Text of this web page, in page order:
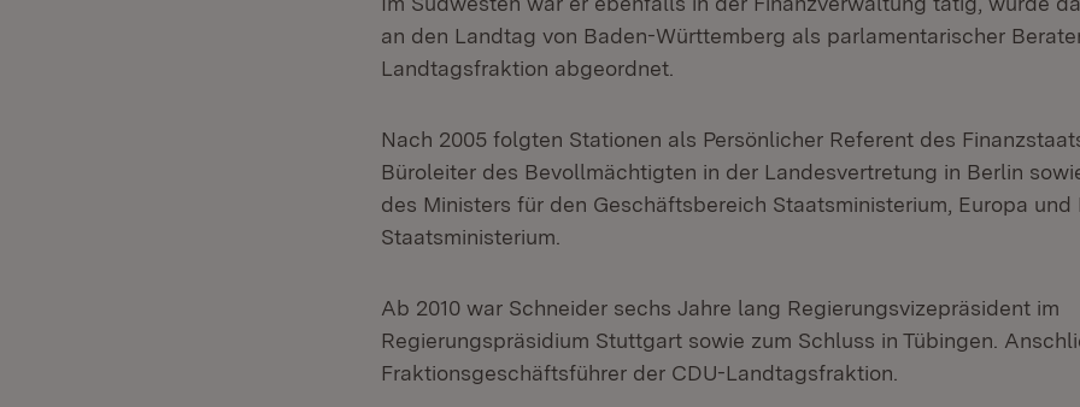
an den Landtag von Baden-Württemberg als parlamentarischer
Landtagsfraktion abgeordnet.
Nach 2005 folgten Stationen als Persönlicher Referent des
Büroleiter des Bevollmächtigten in der Landesvertretung in Berlin
des Ministers für den Geschäftsbereich Staatsministerium, Europa und
Staatsministerium.
Ab 2010 war Schneider sechs Jahre lang Regierungsvizepräsident im
Regierungspräsidium Stuttgart sowie zum Schluss in Tübingen.
Fraktionsgeschäftsführer der CDU-Landtagsfraktion.